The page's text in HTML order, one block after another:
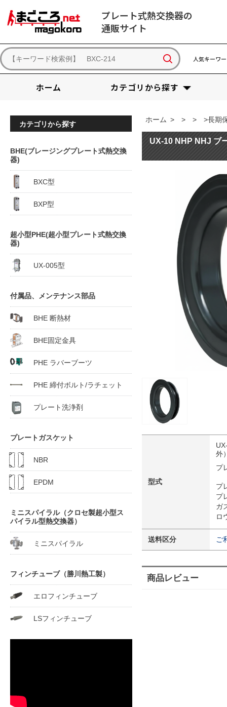
プレート式熱交換器の
通販サイト
人気キーワ
ホーム カテゴリから探す
ホーム > > > >長期
UX-10 NHP NHJ ブ
型式
外
プ
プ
プ
ガ
ロ
送料区分 ご
商品レビュー
カテゴリから探す
BHE(ブレージングプレート式熱交換
器)
BXC型
BXP型
超小型PHE(超小型プレート式熱交換
器)
UX-005型
付属品、メンテナンス部品
BHE 断熱材
BHE固定金具
PHE ラバーブーツ
PHE 締付ボルト/ラチェット
プレート洗浄剤
プレートガスケット
NBR
EPDM
ミニスパイラル（クロセ製超小型ス
パイラル型熱交換器）
ミニスパイラル
フィンチューブ（勝川熱工製）
エロフィンチューブ
LSフィンチューブ